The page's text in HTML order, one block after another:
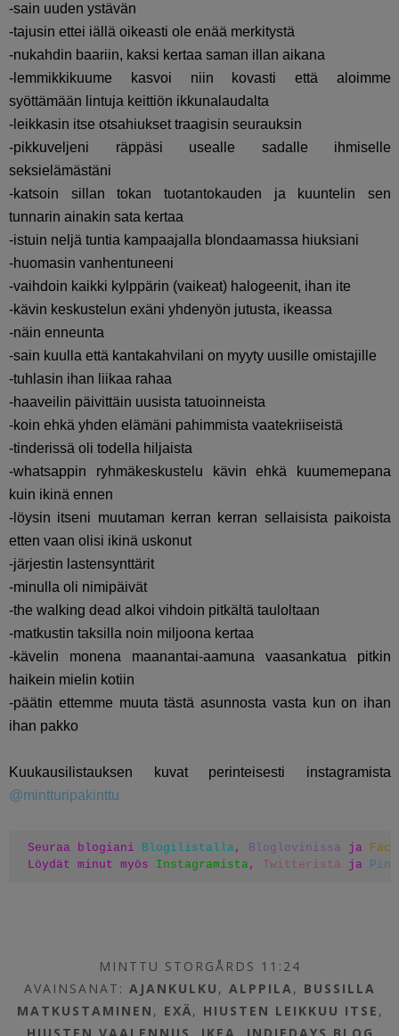
-sain uuden ystävän
-tajusin ettei iällä oikeasti ole enää merkitystä
-nukahdin baariin, kaksi kertaa saman illan aikana
-lemmikkikuume kasvoi niin kovasti että aloimme
syöttämään lintuja keittiön ikkunalaudalta
-leikkasin itse otsahiukset traagisin seurauksin
-pikkuveljeni räppäsi usealle sadalle ihmiselle
seksielämästäni
-katsoin sillan tokan tuotantokauden ja kuuntelin sen
tunnarin ainakin sata kertaa
-istuin neljä tuntia kampaajalla blondaamassa hiuksiani
-huomasin vanhentuneeni
-vaihdoin kaikki kylppärin (vaikeat) halogeenit, ihan ite
-kävin keskustelun exäni yhdenyön jutusta, ikeassa
-näin enneunta
-sain kuulla että kantakahvilani on myyty uusille omistajille
-tuhlasin ihan liikaa rahaa
-haaveilin päivittäin uusista tatuoinneista
-koin ehkä yhden elämäni pahimmista vaatekriiseistä
-tinderissä oli todella hiljaista
-whatsappin ryhmäkeskustelu kävin ehkä kuumemepana
kuin ikinä ennen
-löysin itseni muutaman kerran kerran sellaisista paikoista
etten vaan olisi ikinä uskonut
-järjestin lastensynttärit
-minulla oli nimipäivät
-the walking dead alkoi vihdoin pitkältä tauloltaan
-matkustin taksilla noin miljoona kertaa
-kävelin monena maanantai-aamuna vaasankatua pitkin
haikein mielin kotiin
-päätin ettemme muuta tästä asunnosta vasta kun on ihan
ihan pakko
Kuukausilistauksen kuvat perinteisesti instagramista
@mintturipakinttu
Seuraa blogiani Blogilistalla, Bloglovinissa ja
Löydät minut myös Instagramista, Twitteristä ja
MINTTU STORGÅRDS 11:24
AVAINSANAT:AJANKULKU ,ALPPILA, BUSSILLA
MATKUSTAMINEN , EXÄ, HIUSTEN LEIKKUU ITSE ,